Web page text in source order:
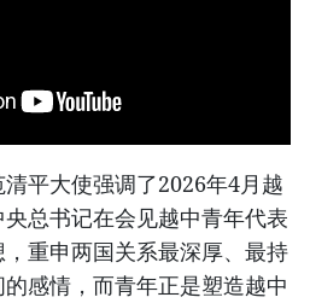
平大使强调了2026年4月越
总书记在会见越中青年代表
重申两国关系最深厚、最持
感情，而青年正是塑造越中